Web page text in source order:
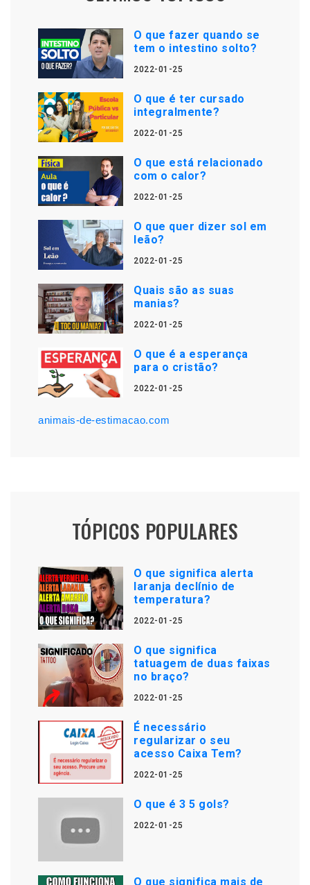
O que fazer quando se
tem o intestino solto?
2022-01-25
O que é ter cursado
integralmente?
2022-01-25
O que está relacionado
com o calor?
2022-01-25
O que quer dizer sol em
leão?
2022-01-25
Quais são as suas
manias?
2022-01-25
O que é a esperança
para o cristão?
2022-01-25
animais-de-estimacao.com
TÓPICOS POPULARES
O que significa alerta
laranja declínio de
temperatura?
2022-01-25
O que significa
tatuagem de duas faixas
no braço?
2022-01-25
É necessário
regularizar o seu
acesso Caixa Tem?
2022-01-25
O que é 3 5 gols?
2022-01-25
O que significa mais de